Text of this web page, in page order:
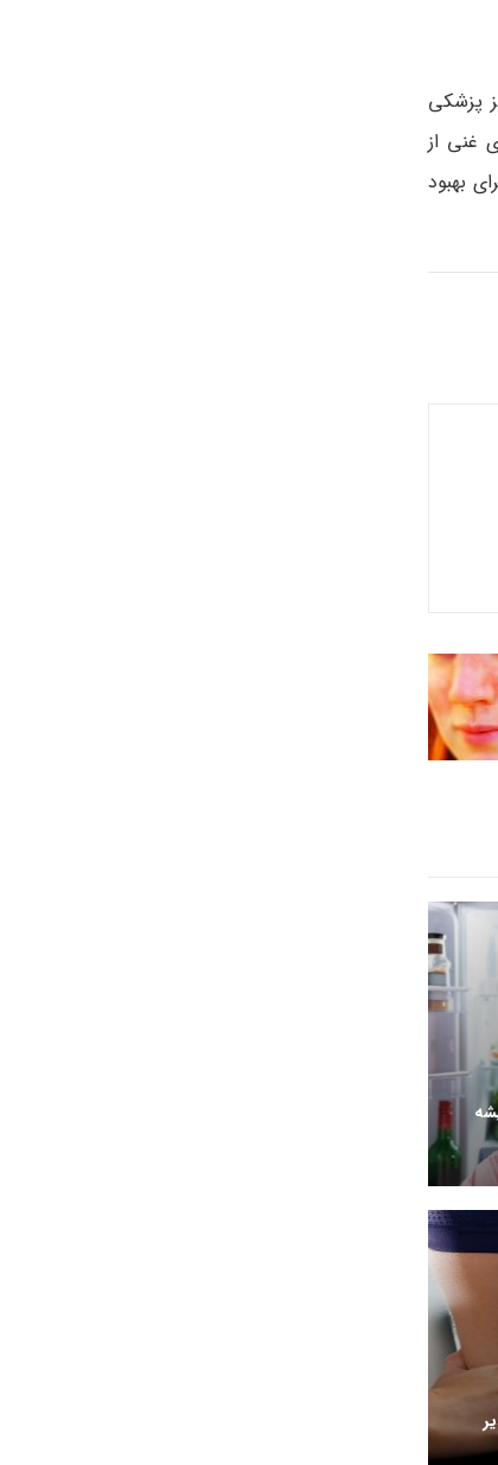
پزشکی
2 موثر است. از ماهی های غنی از
بهبود